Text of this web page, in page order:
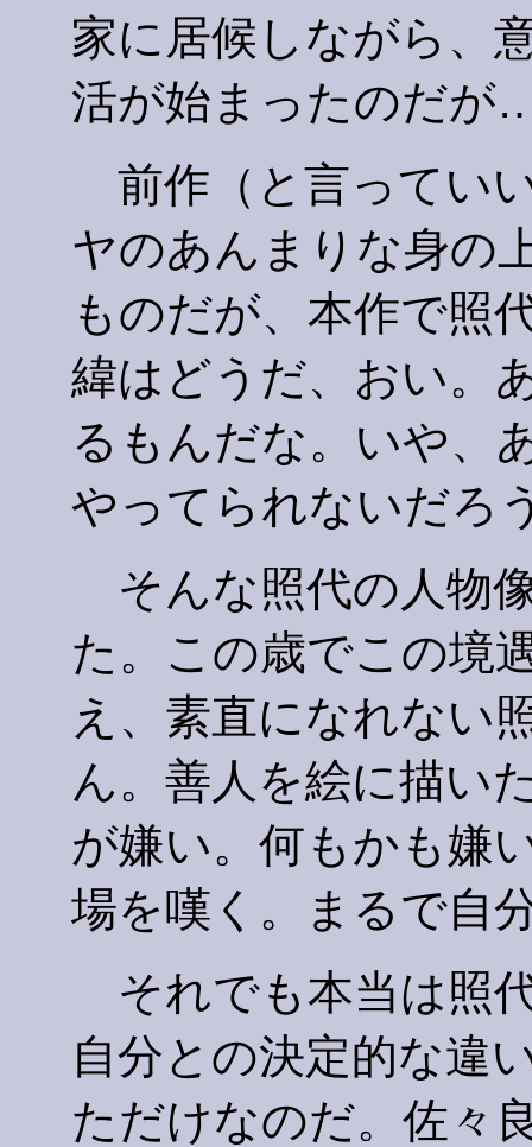
家に居候しながら、
活が始まったのだが
前作（と言ってい
ヤのあんまりな身の
ものだが、本作で照
緯はどうだ、おい。
るもんだな。いや、
やってられないだろ
そんな照代の人物
た。この歳でこの境
え、素直になれない
ん。善人を絵に描い
が嫌い。何もかも嫌
場を嘆く。まるで自
それでも本当は照
自分との決定的な違
ただけなのだ。佐々